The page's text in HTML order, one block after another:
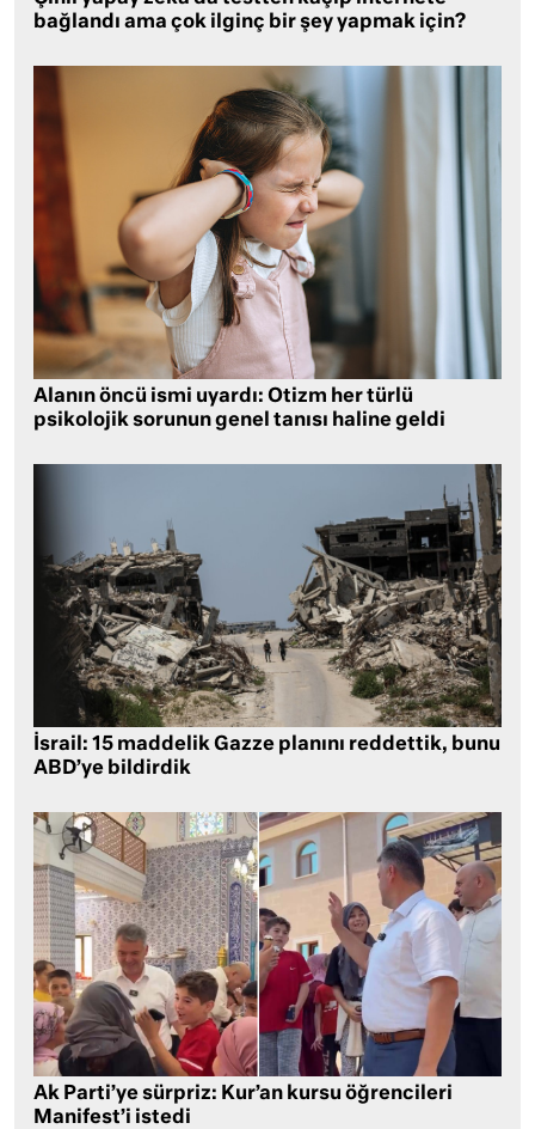
bağlandı ama çok ilginç bir şey yapmak için?
Alanın öncü ismi uyardı: Otizm her türlü
psikolojik sorunun genel tanısı haline geldi
İsrail: 15 maddelik Gazze planını reddettik, bunu
ABD’ye bildirdik
Ak Parti’ye sürpriz: Kur’an kursu öğrencileri
Manifest’i istedi